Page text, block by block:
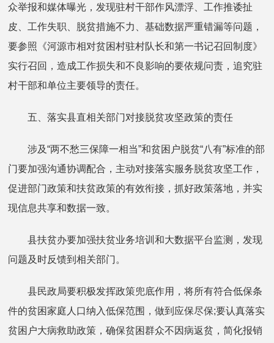
众举报和媒体曝光，发现驻村干部作风漂浮、工作推诿扯
皮、工作失职、脱贫措施不力、基础数据严重错漏等问题，
要参照《河源市相对贫困村驻村队长和第一书记召回制度》
实行召回，造成工作损失和不良影响的要依规问责，追究驻
村干部和单位主要领导的责任。
五、落实县直相关部门对接脱贫攻坚政策的责任
涉及“两不愁三保障一相当”和贫困户脱贫“八有”标准的部
门要加强沟通协调配合，主动对接落实服务脱贫攻坚工作，
促进部门政策和扶贫政策的有效衔接，抓好政策落地，并实
现信息共享和数据一致。
县扶贫办要加强扶贫业务培训和大数据平台监测，发现
问题及时反馈到相关部门。
县民政局要积极发挥政策兜底作用，将所有符合低保条
件的贫困家庭人口纳入低保范围，做到应保尽保;要认真落实
贫困户大病救助政策，确保贫困群众不因病返贫，简化报销